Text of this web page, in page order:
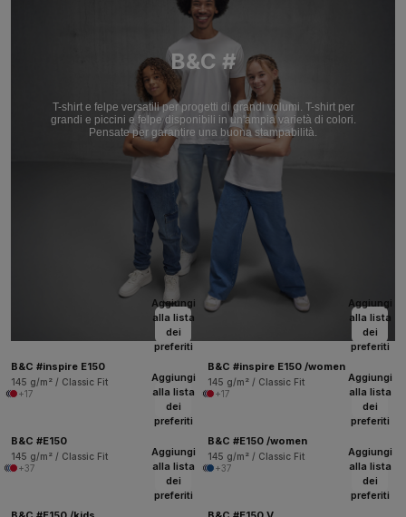
B&C #
T-shirt e felpe versatili per progetti di grandi volumi. T-shirt per
grandi e piccini e felpe disponibili in un'ampia varietà di colori.
Pensate per garantire una buona stampabilità.
Aggiungi
alla lista
dei
preferiti
B&C #inspire E150
145 g/m² / Classic Fit
+17
Aggiungi
alla lista
dei
preferiti
B&C #inspire E150 /women
145 g/m² / Classic Fit
+17
Aggiungi
alla lista
dei
preferiti
B&C #E150
145 g/m² / Classic Fit
+37
Aggiungi
alla lista
dei
preferiti
B&C #E150 /women
145 g/m² / Classic Fit
+37
Aggiungi
alla lista
dei
preferiti
Aggiungi
alla lista
dei
preferiti